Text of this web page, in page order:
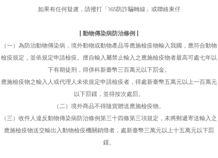
如果有任何疑慮，請撥打「165防詐騙轉線」或聯絡東仔
| 動物傳染病防治條例 |
（一）為防治動物傳染病，境外動物或動物產品等應施檢疫物輸入我國，應符合動物
檢疫規定，並依規定申請檢疫。擅自輸入屬禁止輸入之應施檢疫物者最高可處七年以
下有期徒刑，得併科新臺幣三百萬元以下罰金。
應施檢疫物之輸入人或代理人未依規定申請檢疫者，得處新臺幣五萬元以上一百萬元
以下罰鍰，並得按次處罰。
（二）境外商品不得隨貨贈送應施檢疫物。
（三）收件人違反動物傳染病防治條例第三十四條第三項規定，未將郵遞寄送輸入之
應施檢疫物送交輸出入動物檢疫機關銷燬者，處新臺幣三萬元以上十五萬元以下罰
鍰。